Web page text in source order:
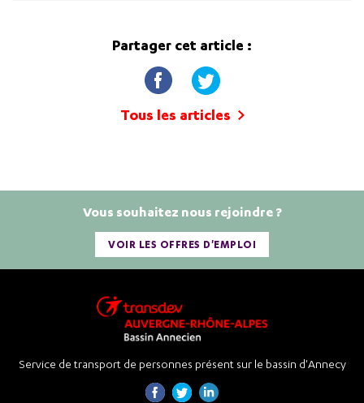
Partager cet article :
Tous les articles
Vous souhaitez nous rejoindre ?
VOIR LES OFFRES D'EMPLOI
Service de transport de personnes présent sur le bassin d'Annecy